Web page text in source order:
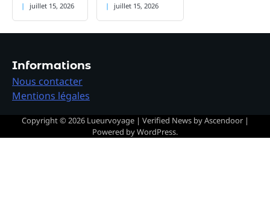
juillet 15, 2026
juillet 15, 2026
Informations
Nous contacter
Mentions légales
Copyright © 2026 Lueurvoyage| Verified News byAscendoor|
Powered byWordPress.